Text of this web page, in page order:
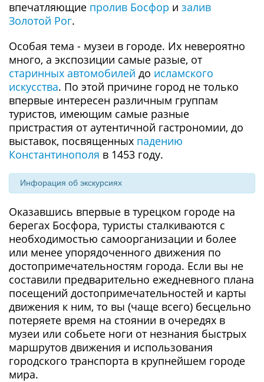
впечатляющие пролив Босфор и залив
Золотой Рог.
Особая тема - музеи в городе. Их невероятно
много, а экспозиции самые разые, от
старинных автомобилей до исламского
искусства. По этой причине город не только
впервые интересен различным группам
туристов, имеющим самые разные
пристрастия от аутентичной гастрономии, до
выставок, посвященных падению
Константинополя в 1453 году.
Инфорация об экскурсиях
Оказавшись впервые в турецком городе на
берегах Босфора, туристы сталкиваются с
необходимостью самоорганизации и более
или менее упорядоченного движения по
достопримечательностям города. Если вы не
составили предварительно ежедневного плана
посещений достопримечательностей и карты
движения к ним, то вы (чаще всего) бесцельно
потеряете время на стоянии в очередях в
музеи или собьете ноги от незнания быстрых
маршрутов движения и использования
городского транспорта в крупнейшем городе
мира.